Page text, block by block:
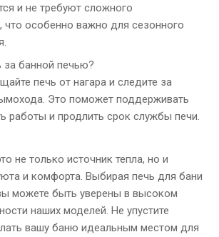
и не требуют сложного
что особенно важно для сезонного
за банной печью?
печь от нагара и следите за
Это поможет поддерживать
работы и продлить срок службы печи.
не только источник тепла, но и
и комфорта. Выбирая печь для бани
можете быть уверены в высоком
наших моделей. Не упустите
вашу баню идеальным местом для